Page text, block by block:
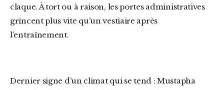
claque. À tort ou à raison, les portes administratives
grincent plus vite qu’un vestiaire après
l’entraînement.
Dernier signe d’un climat qui se tend : Mustapha